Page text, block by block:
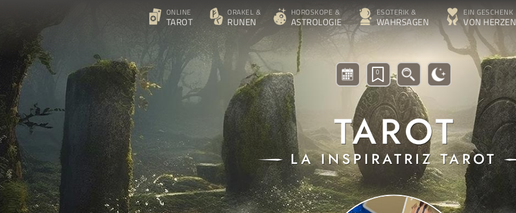
ONLINE
TAROT
ORAKEL &
RUNEN
HOROSKOPE &
ASTROLOGIE
ESOTERIK &
WAHRSAGEN
EIN GESCHENK
VON HERZEN
0
LA INSPIRATRIZ TAROT